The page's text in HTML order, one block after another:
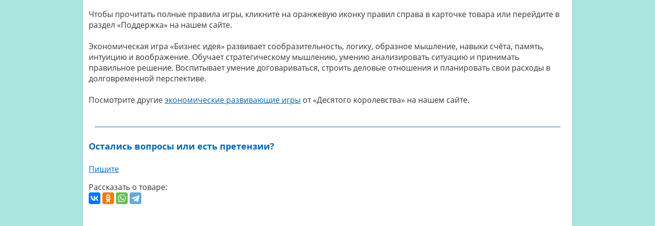
Чтобы прочитать полные правила игры, кликните на оранжевую иконку правил справа в карточке товара или перейдите в
раздел «Поддержка» на нашем сайте.
Экономическая игра «Бизнес идея» развивает сообразительность, логику, образное мышление, навыки счёта, память,
интуицию и воображение. Обучает стратегическому мышлению, умению анализировать ситуацию и принимать
правильное решение. Воспитывает умение договариваться, строить деловые отношения и планировать свои расходы в
долговременной перспективе.
Посмотрите другиеэкономические развивающие игры от «Десятого королевства» на нашем сайте.
Остались вопросы или есть претензии?
Пишите
Рассказать о товаре: